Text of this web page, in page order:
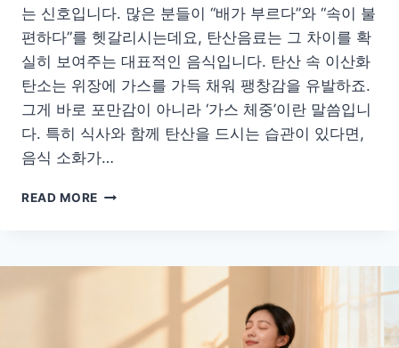
는 신호입니다. 많은 분들이 “배가 부르다”와 “속이 불
편하다”를 헷갈리시는데요, 탄산음료는 그 차이를 확
실히 보여주는 대표적인 음식입니다. 탄산 속 이산화
탄소는 위장에 가스를 가득 채워 팽창감을 유발하죠.
그게 바로 포만감이 아니라 ‘가스 체중’이란 말씀입니
다. 특히 식사와 함께 탄산을 드시는 습관이 있다면,
음식 소화가…
READ MORE 속
함,